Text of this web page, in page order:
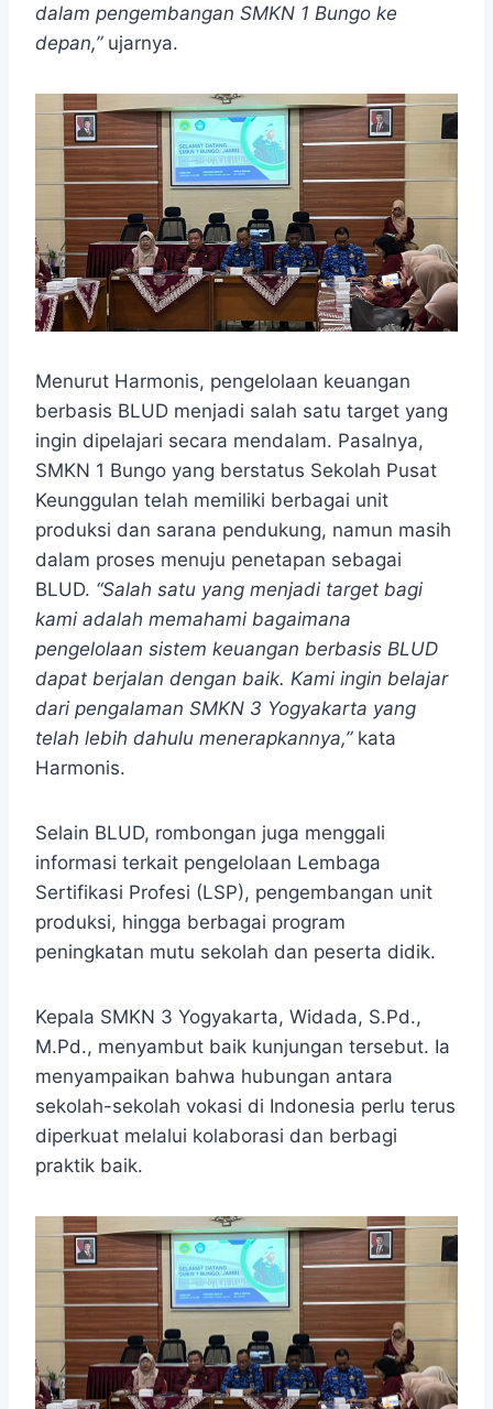
dalam pengembangan SMKN 1 Bungo ke
depan,”ujarnya.
Menurut Harmonis, pengelolaan keuangan
berbasis BLUD menjadi salah satu target yang
ingin dipelajari secara mendalam. Pasalnya,
SMKN 1 Bungo yang berstatus Sekolah Pusat
Keunggulan telah memiliki berbagai unit
produksi dan sarana pendukung, namun masih
dalam proses menuju penetapan sebagai
BLUD. “Salah satu yang menjadi target bagi
kami adalah memahami bagaimana
pengelolaan sistem keuangan berbasis BLUD
dapat berjalan dengan baik. Kami ingin belajar
dari pengalaman SMKN 3 Yogyakarta yang
telah lebih dahulu menerapkannya,”kata
Harmonis.
Selain BLUD, rombongan juga menggali
informasi terkait pengelolaan Lembaga
Sertifikasi Profesi (LSP), pengembangan unit
produksi, hingga berbagai program
peningkatan mutu sekolah dan peserta didik.
Kepala SMKN 3 Yogyakarta, Widada, S.Pd.,
M.Pd., menyambut baik kunjungan tersebut. Ia
menyampaikan bahwa hubungan antara
sekolah-sekolah vokasi di Indonesia perlu terus
diperkuat melalui kolaborasi dan berbagi
praktik baik.